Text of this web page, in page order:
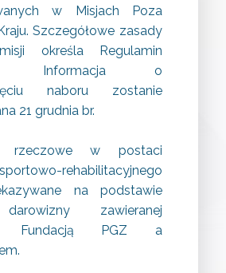
w Misjach Poza
Szczegółowe zasady
określa Regulamin
Informacja o
naboru zostanie
21 grudnia br.
rzeczowe w postaci
rehabilitacyjnego
na podstawie
zawieranej
Fundacją PGZ a